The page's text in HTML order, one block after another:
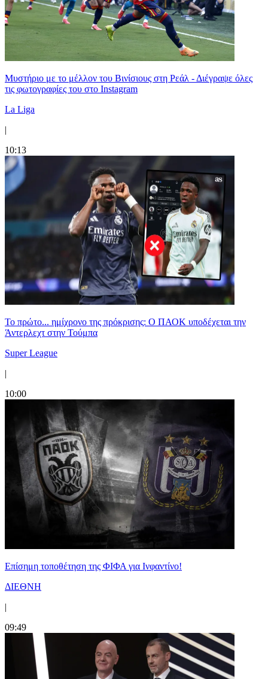
Μυστήριο με το μέλλον του Βινίσιους στη Ρεάλ - Διέγραψε όλες
τις φωτογραφίες του στο Instagram
La Liga
|
10:13
Το πρώτο... ημίχρονο της πρόκρισης: Ο ΠΑΟΚ υποδέχεται την
Άντερλεχτ στην Τούμπα
Super League
|
10:00
Επίσημη τοποθέτηση της ΦΙΦΑ για Ινφαντίνο!
ΔΙΕΘΝΗ
|
09:49